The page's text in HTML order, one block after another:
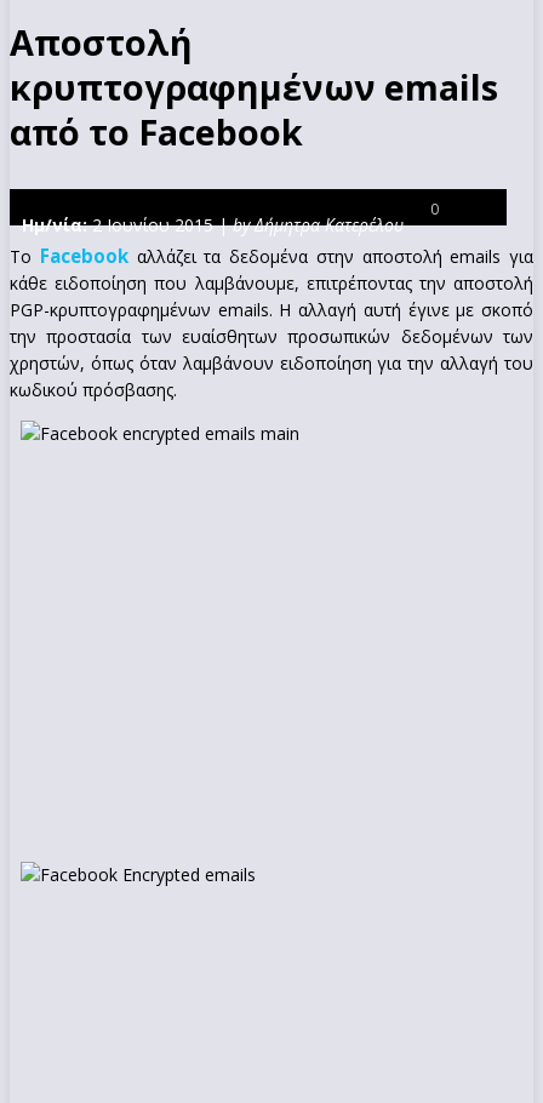
Αποστολή
κρυπτογραφημένων emails
από το Facebook
Ημ/νία:2 Ιουνίου 2015 |by Δήμητρα Κατερέλου
0
Το Facebookαλλάζει τα δεδομένα στην αποστολή emails για
κάθε ειδοποίηση που λαμβάνουμε, επιτρέποντας την αποστολή
PGP-κρυπτογραφημένων emails. Η αλλαγή αυτή έγινε με σκοπό
την προστασία των ευαίσθητων προσωπικών δεδομένων των
χρηστών, όπως όταν λαμβάνουν ειδοποίηση για την αλλαγή του
κωδικού πρόσβασης.